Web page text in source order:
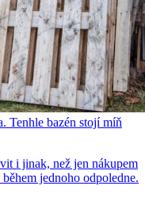
Tenhle bazén stojí míň
i jinak, než jen nákupem
jednoho odpoledne.